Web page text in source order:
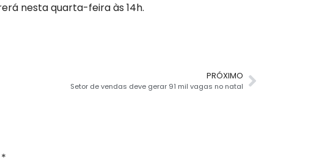
nestaquarta-feira às 14h.
PRÓXIMO
Setor de vendas deve gerar 91 mil vagas no natal
*